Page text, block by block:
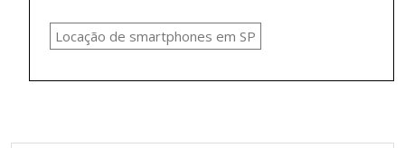
Locação de smartphones em SP